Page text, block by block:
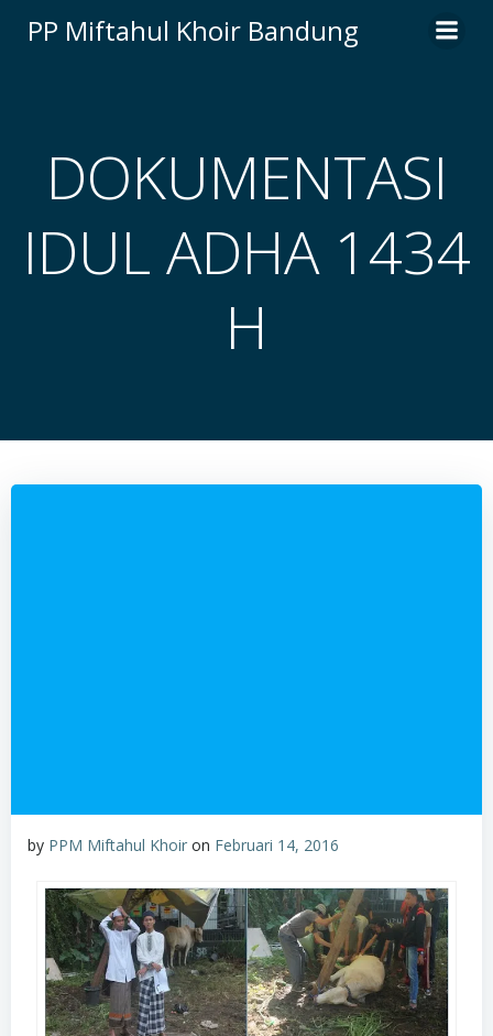
to
PP Miftahul Khoir Bandung
DOKUMENTASI
IDUL ADHA 1434
H
by PPM Miftahul Khoir on Februari 14, 2016